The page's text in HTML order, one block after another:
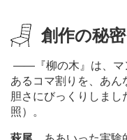
創作の秘
――『柳の木』は、マ
あるコマ割りを、あん
胆さにびっくりしま
照）。